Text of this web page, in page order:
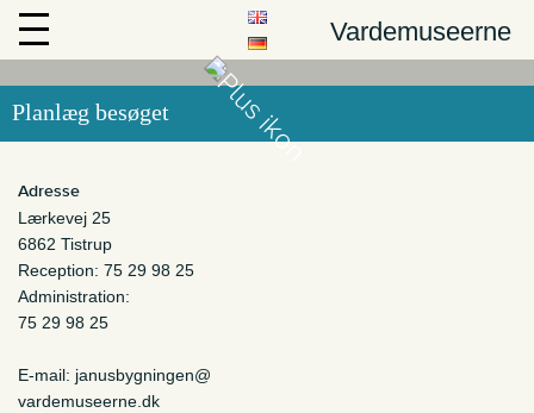
Vardemuseerne
Planlæg besøget
Adresse
Lærkevej 25
6862 Tistrup
Reception: 75 29 98 25
Administration:
75 29 98 25
E-mail: janusbygningen@
vardemuseerne.dk